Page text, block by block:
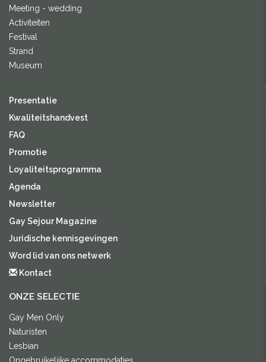
Meeting - wedding
Activiteiten
Festival
Strand
Museum
Presentatie
Kwaliteitshandvest
FAQ
Promotie
Loyaliteitsprogramma
Agenda
Newsletter
Gay Sejour Magazine
Juridische kennisgevingen
Word lid van ons netwerk
Kontact
ONZE SELECTIE
Gay Men Only
Naturisten
Lesbian